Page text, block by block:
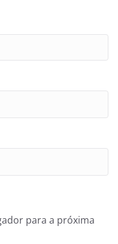
para a próxima